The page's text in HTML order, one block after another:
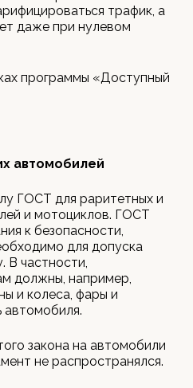
трафик, а
даже при нулевом
программы «Доступный
автомобилей
ГОСТ для раритетных и
и мотоциклов. ГОСТ
к безопасности,
для допуска
В частности,
должны, например,
и колеса, фары и
автомобиля.
закона на автомобили
не распространялся.